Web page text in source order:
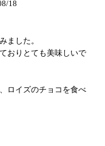
18
ました。
おりとても美味しいで
ロイズのチョコを食べ